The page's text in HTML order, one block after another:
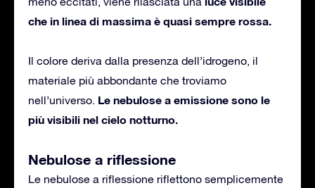
che in linea di massima è quasi sempre rossa.
Il colore deriva dalla presenza dell’idrogeno, il
materiale più abbondante che troviamo
nell’universo. Le nebulose a emissione sono le
più visibili nel cielo notturno.
Nebulose a riflessione
Le nebulose a riflessione riflettono semplicemente